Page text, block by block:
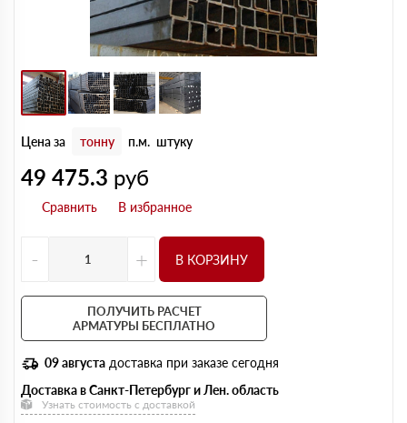
Цена за тонну п.м. штуку
49 475.3 руб
- + В КОРЗИНУ
ПОЛУЧИТЬ РАСЧЕТ
АРМАТУРЫ БЕСПЛАТНО
09 августа доставка при заказе сегодня
Доставка в Санкт-Петербург и Лен. область
Узнать стоимость с доставкой